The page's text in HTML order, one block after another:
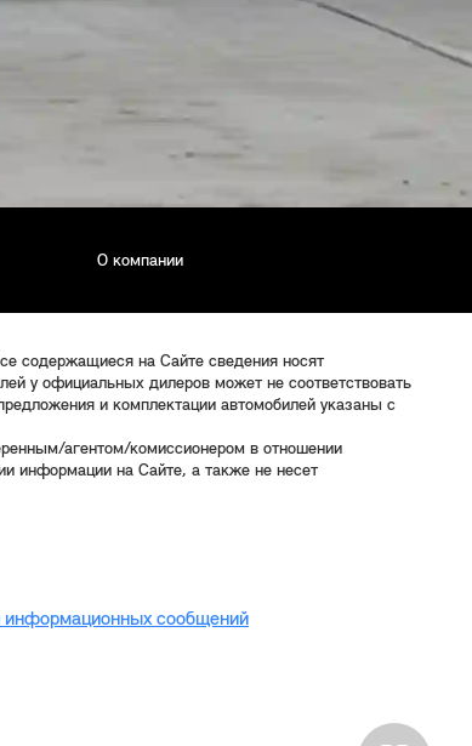
О компании
содержащиеся на Сайте сведения носят
у официальных дилеров может не соответствовать
и комплектации автомобилей указаны с
агентом/комиссионером в отношении
информации на Сайте, а также не несет
информационных сообщений